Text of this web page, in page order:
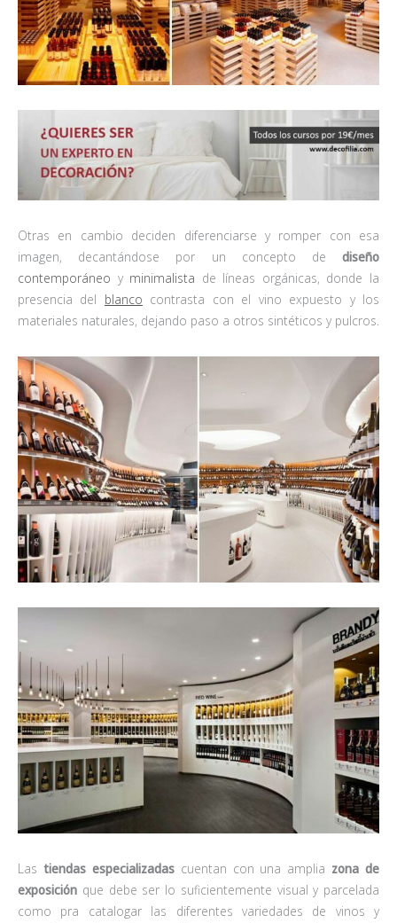
Otras en cambio deciden diferenciarse y romper con esa
imagen, decantándose por un concepto de diseño
contemporáneo y minimalista de líneas orgánicas, donde la
presencia del blanco contrasta con el vino expuesto y los
materiales naturales, dejando paso a otros sintéticos y pulcros.
Las tiendas especializadascuentan con una amplia zona de
exposición que debe ser lo suficientemente visual y parcelada
como pra catalogar las diferentes variedades de vinos y